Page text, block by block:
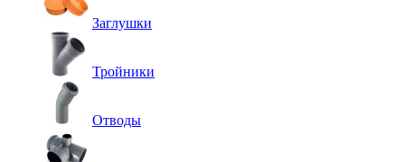
Заглушки
Тройники
Отводы